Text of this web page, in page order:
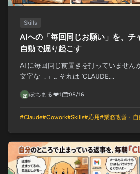
Skills
AIへの「毎回同じお願い」を、チ
自動で掘り起こす
AI に毎回同じ前置きを打っていません
文字なし」… それは `CLAUDE....
ぽちまる 1 05/16
#Claude#Cowork#Skills#応用#業務改善・自